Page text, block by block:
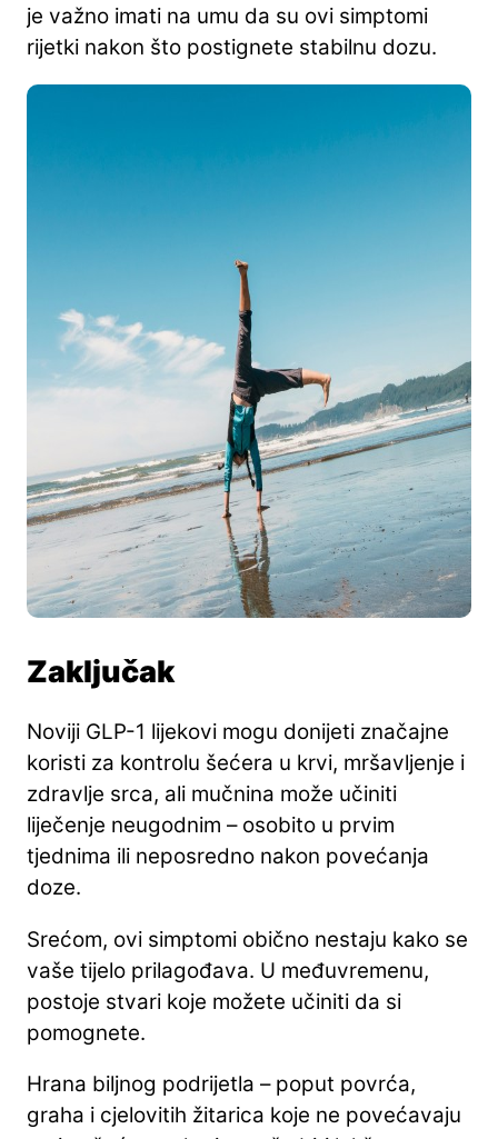
je važno imati na umu da su ovi simptomi
rijetki nakon što postignete stabilnu dozu.
Zaključak
Noviji GLP-1 lijekovi mogu donijeti značajne
koristi za kontrolu šećera u krvi, mršavljenje i
zdravlje srca, ali mučnina može učiniti
liječenje neugodnim – osobito u prvim
tjednima ili neposredno nakon povećanja
doze.
Srećom, ovi simptomi obično nestaju kako se
vaše tijelo prilagođava. U međuvremenu,
postoje stvari koje možete učiniti da si
pomognete.
Hrana biljnog podrijetla – poput povrća,
graha i cjelovitih žitarica koje ne povećavaju